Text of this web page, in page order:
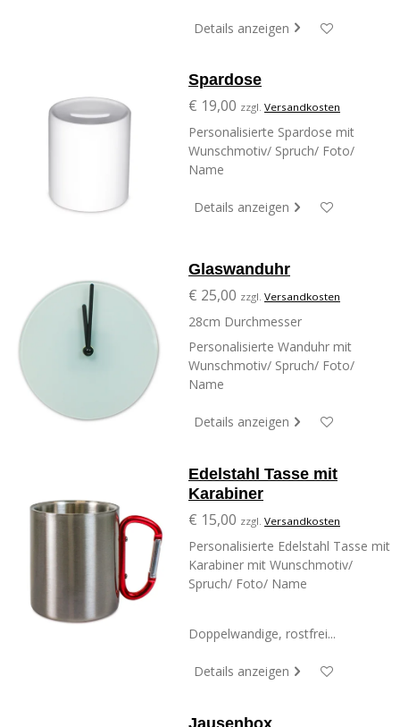
Details anzeigen
Spardose
€ 19,00 zzgl. Versandkosten
Personalisierte Spardose mit
Wunschmotiv/ Spruch/ Foto/
Name
Details anzeigen
Glaswanduhr
€ 25,00 zzgl. Versandkosten
28cm Durchmesser
Personalisierte Wanduhr mit
Wunschmotiv/ Spruch/ Foto/
Name
Details anzeigen
Edelstahl Tasse mit
Karabiner
€ 15,00 zzgl. Versandkosten
Personalisierte Edelstahl Tasse mit
Karabiner mit Wunschmotiv/
Spruch/ Foto/ Name
Doppelwandige, rostfrei...
Details anzeigen
Jausenbox